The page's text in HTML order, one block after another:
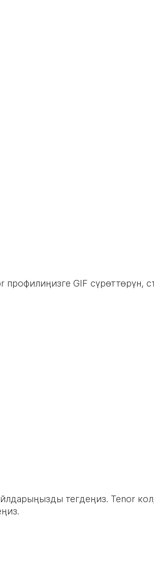
профилиңизге GIF сүрөттөрүн,
тегдеңиз. Tenor